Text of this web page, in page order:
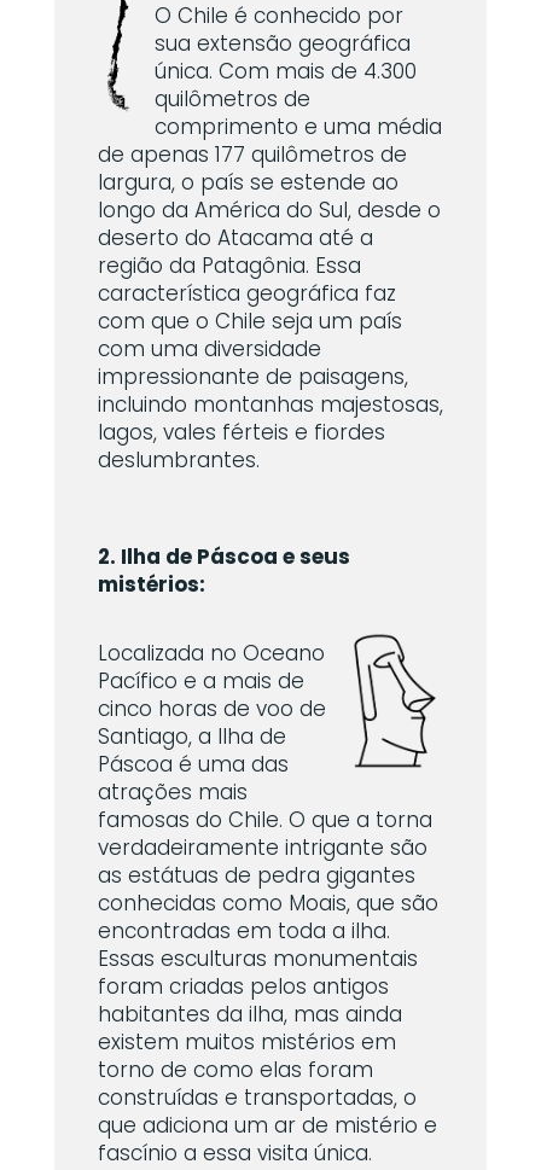
O Chile é conhecido por
sua extensão geográfica
única. Com mais de 4.300
quilômetros de
comprimento e uma média
de apenas 177 quilômetros de
largura, o país se estende ao
longo da América do Sul, desde o
deserto do Atacama até a
região da Patagônia. Essa
característica geográfica faz
com que o Chile seja um país
com uma diversidade
impressionante de paisagens,
incluindo montanhas majestosas,
lagos, vales férteis e fiordes
deslumbrantes.
2. Ilha de Páscoa e seus
mistérios:
Localizada no Oceano
Pacífico e a mais de
cinco horas de voo de
Santiago, a Ilha de
Páscoa é uma das
atrações mais
famosas do Chile. O que a torna
verdadeiramente intrigante são
as estátuas de pedra gigantes
conhecidas como Moais, que são
encontradas em toda a ilha.
Essas esculturas monumentais
foram criadas pelos antigos
habitantes da ilha, mas ainda
existem muitos mistérios em
torno de como elas foram
construídas e transportadas, o
que adiciona um ar de mistério e
fascínio a essa visita única.